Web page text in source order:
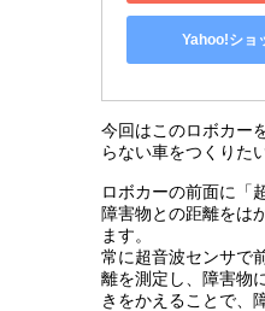
Yahoo!ショ
今回はこのロボカー
らない車をつくりた
ロボカーの前面に「
障害物との距離をは
ます。
常に超音波センサで
離を測定し、障害物
きをかえることで、